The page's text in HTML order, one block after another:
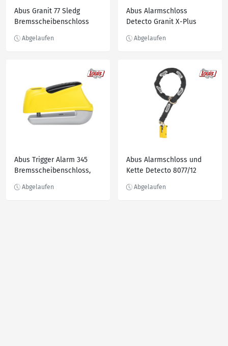
Abus Granit 77 Sledg
Bremsscheibenschloss
Abus Alarmschloss
Detecto Granit X-Plus
Abus Trigger Alarm 345
Bremsscheibenschloss,
Abus Alarmschloss und
Kette Detecto 8077/12